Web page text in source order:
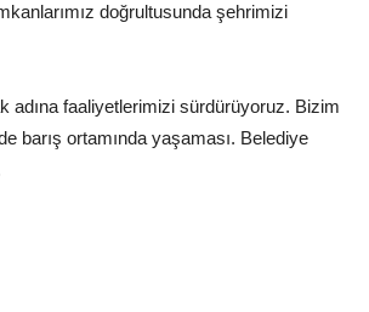
doğrultusunda şehrimizi
adına faaliyetlerimizi sürdürüyoruz. Bizim
barış ortamında yaşaması. Belediye